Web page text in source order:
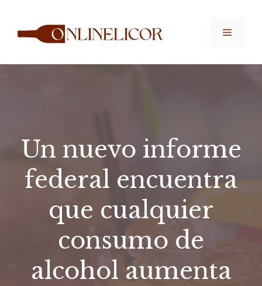
contenido
Menú
Un nuevo informe
federal encuentra
que cualquier
consumo de
alcohol aumenta